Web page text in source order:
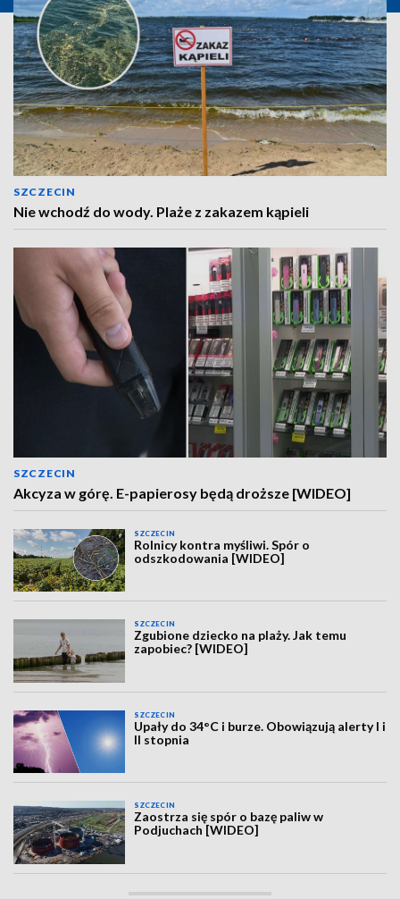
SZCZECIN
Nie wchodź do wody. Plaże z zakazem kąpieli
SZCZECIN
Akcyza w górę. E-papierosy będą droższe [WIDEO]
SZCZECIN
Rolnicy kontra myśliwi. Spór o
odszkodowania [WIDEO]
SZCZECIN
Zgubione dziecko na plaży. Jak temu
zapobiec? [WIDEO]
SZCZECIN
Upały do 34°C i burze. Obowiązują alerty I i
II stopnia
SZCZECIN
Zaostrza się spór o bazę paliw w
Podjuchach [WIDEO]